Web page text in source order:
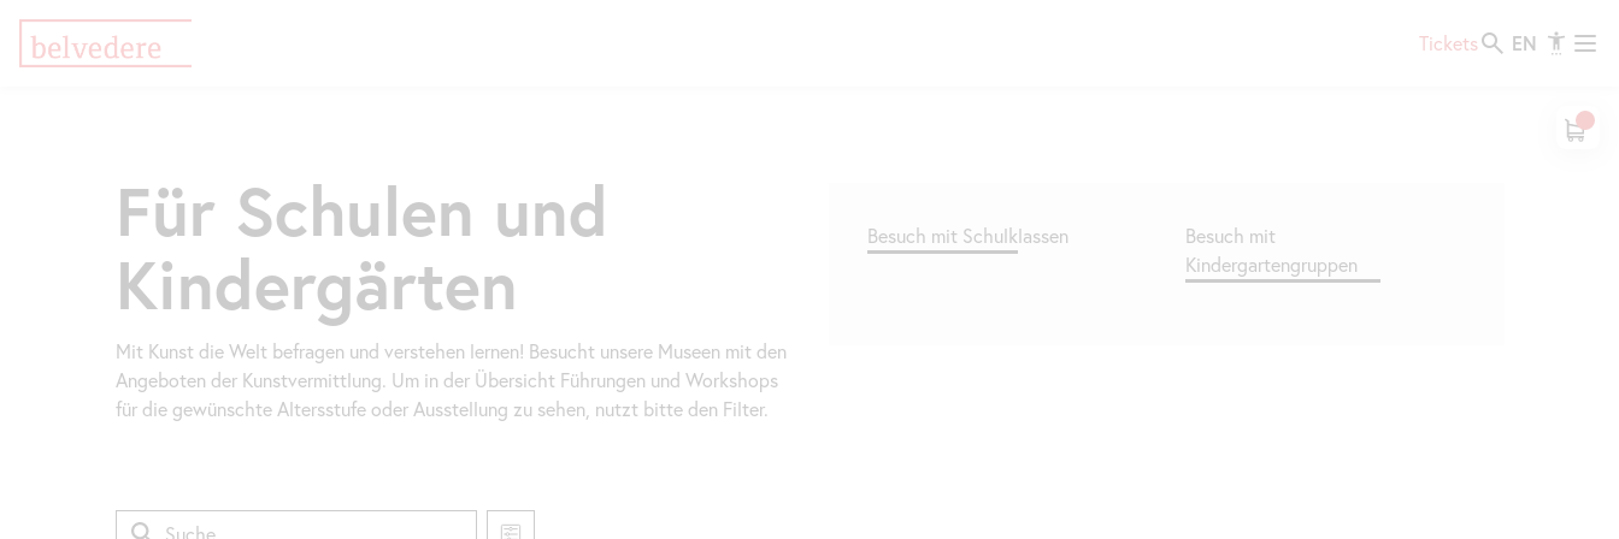
Tickets EN
Für Schulen und
Kindergärten
Mit Kunst die Welt befragen und verstehen lernen! Besucht unsere Museen mit den
Angeboten der Kunstvermittlung. Um in der Übersicht Führungen und Workshops
für die gewünschte Altersstufe oder Ausstellung zu sehen, nutzt bitte den Filter.
Besuch mit Schulklassen
Besuch mit
Kindergartengruppen